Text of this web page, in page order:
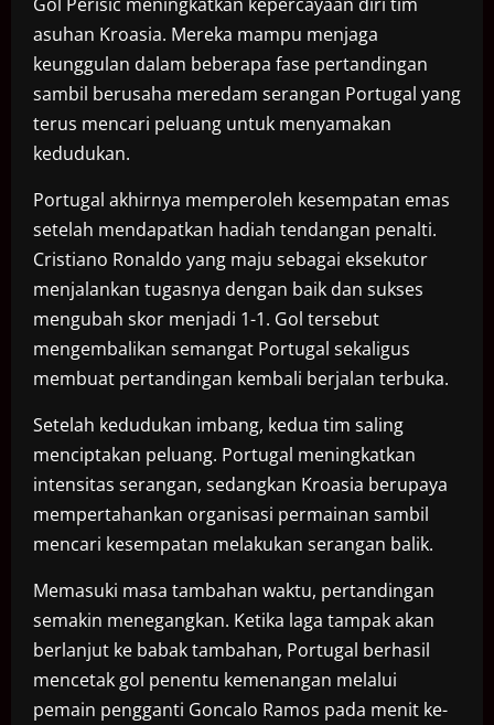
asuhan Kroasia. Mereka mampu menjaga
keunggulan dalam beberapa fase pertandingan
sambil berusaha meredam serangan Portugal yang
terus mencari peluang untuk menyamakan
kedudukan.
Portugal akhirnya memperoleh kesempatan emas
setelah mendapatkan hadiah tendangan penalti.
Cristiano Ronaldo yang maju sebagai eksekutor
menjalankan tugasnya dengan baik dan sukses
mengubah skor menjadi 1-1. Gol tersebut
mengembalikan semangat Portugal sekaligus
membuat pertandingan kembali berjalan terbuka.
Setelah kedudukan imbang, kedua tim saling
menciptakan peluang. Portugal meningkatkan
intensitas serangan, sedangkan Kroasia berupaya
mempertahankan organisasi permainan sambil
mencari kesempatan melakukan serangan balik.
Memasuki masa tambahan waktu, pertandingan
semakin menegangkan. Ketika laga tampak akan
berlanjut ke babak tambahan, Portugal berhasil
mencetak gol penentu kemenangan melalui
pemain pengganti Goncalo Ramos pada menit ke-